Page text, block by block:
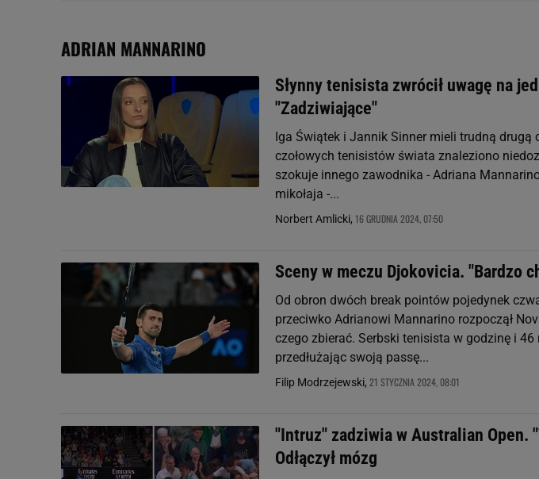
ADRIAN MANNARINO
Słynny tenisista zwrócił uwagę na
"Zadziwiające"
Iga Świątek i Jannik Sinner mieli trudną drugą
czołowych tenisistów świata znaleziono
szokuje innego zawodnika - Adriana
mikołaja -...
Norbert Amlicki, 16 GRUDNIA 2024, 07:50
Sceny w meczu Djokovicia. "Bardzo
Od obron dwóch break pointów pojedynek
przeciwko Adrianowi Mannarino rozpoczął
czego zbierać. Serbski tenisista w godzinę i 46
przedłużając swoją passę...
Filip Modrzejewski, 21 STYCZNIA 2024, 08:01
"Intruz" zadziwia w Australian Open.
Odłączył mózg